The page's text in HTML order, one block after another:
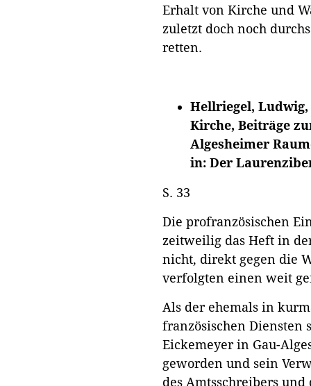
Erhalt von Kirche und
zuletzt doch noch
retten.
Hellriegel,
Kirche, Beiträge
Algesheimer
in: Der
S. 33
Die profranzösischen
zeitweilig das Heft in
nicht, direkt gegen die
verfolgten einen weit
Als der ehemals in
französischen Diensten
Eickemeyer in Gau-
geworden und sein
des Amtsschreibers